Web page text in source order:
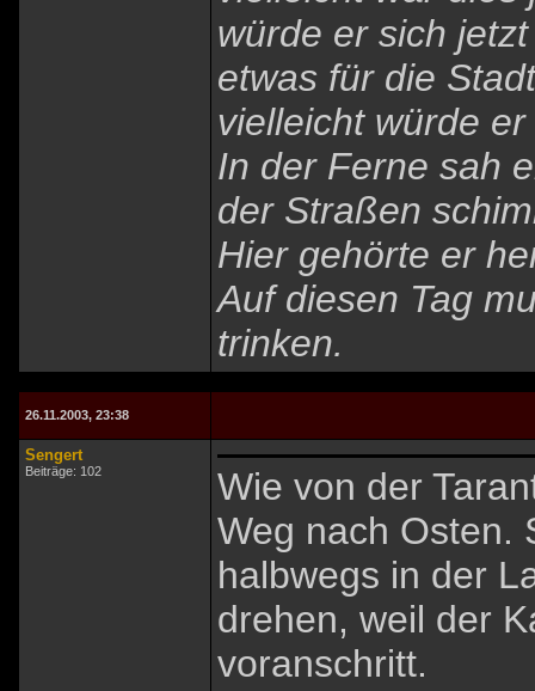
würde er sich
etwas für die
vielleicht würde
In der Ferne sah
der Straßen
Hier gehörte er
Auf diesen Tag
trinken.
26.11.2003, 23:38
Sengert
Beiträge: 102
Wie von der
Weg nach Osten.
halbwegs in der
drehen, weil der
voranschritt.